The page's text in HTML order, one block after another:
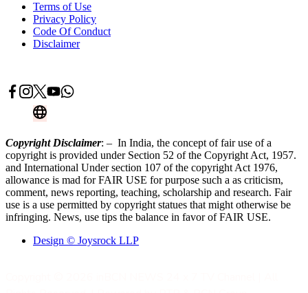
Terms of Use
Privacy Policy
Code Of Conduct
Disclaimer
Copyright Disclaimer: – In India, the concept of fair use of a
copyright is provided under Section 52 of the Copyright Act, 1957.
and International Under section 107 of the copyright Act 1976,
allowance is mad for FAIR USE for purpose such a as criticism,
comment, news reporting, teaching, scholarship and research. Fair
use is a use permitted by copyright statues that might otherwise be
infringing. News, use tips the balance in favor of FAIR USE.
Design © Joysrock LLP